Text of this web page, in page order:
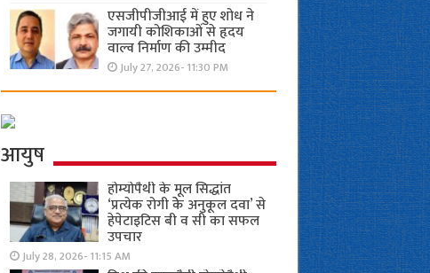
एसजीपीजीआई में हुए शोध ने
जगायी कोशिकाओं से हृदय
वाल्व निर्माण की उम्मीद
July 27, 2026- 11:30 PM
आयुष
होम्योपैथी के मूल सिद्धांत
‘प्रत्येक रोगी केे अनुकूल दवा’ से
हेपेटाइटिस बी व सी का सफल
उपचार
July 28, 2026- 11:15 AM